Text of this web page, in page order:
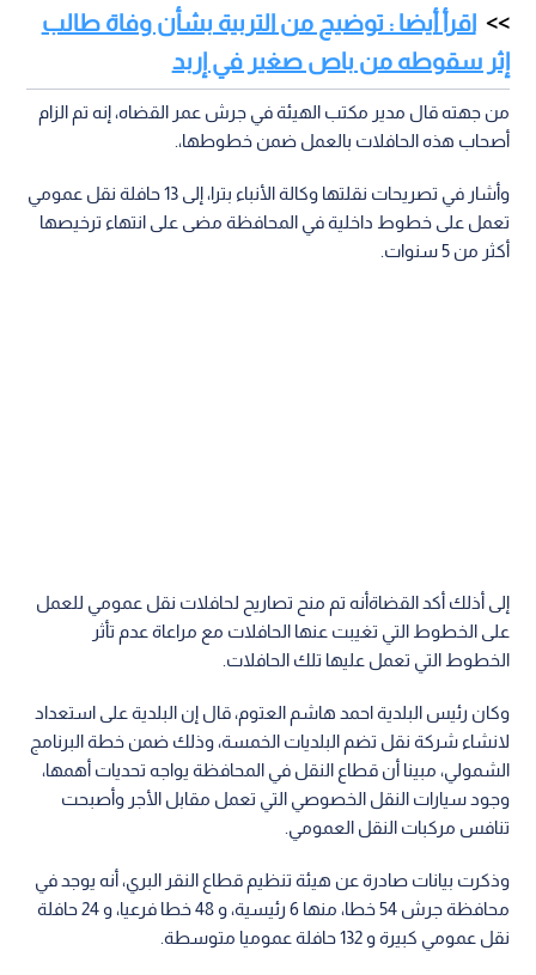
اقرأ أيضا : توضيح من التربية بشأن وفاة طالب
إثر سقوطه من باص صغير في إربد
من جهته قال مدير مكتب الهيئة في جرش عمر القضاه، إنه تم الزام
أصحاب هذه الحافلات بالعمل ضمن خطوطها،.
وأشار في تصريحات نقلتها وكالة الأنباء بترا، إلى 13 حافلة نقل عمومي
تعمل على خطوط داخلية في المحافظة مضى على انتهاء ترخيصها
أكثر من 5 سنوات.
إلى أذلك أكد القضاةأنه تم منح تصاريح لحافلات نقل عمومي للعمل
على الخطوط التي تغيبت عنها الحافلات مع مراعاة عدم تأثر
الخطوط التي تعمل عليها تلك الحافلات.
وكان رئيس البلدية احمد هاشم العتوم، قال إن البلدية على استعداد
لانشاء شركة نقل تضم البلديات الخمسة، وذلك ضمن خطة البرنامج
الشمولي، مبينا أن قطاع النقل في المحافظة يواجه تحديات أهمها،
وجود سيارات النقل الخصوصي التي تعمل مقابل الأجر وأصبحت
تنافس مركبات النقل العمومي.
وذكرت بيانات صادرة عن هيئة تنظيم قطاع النقر البري، أنه يوجد في
محافظة جرش 54 خطا، منها 6 رئيسية، و 48 خطا فرعيا، و 24 حافلة
نقل عمومي كبيرة و 132 حافلة عموميا متوسطة.